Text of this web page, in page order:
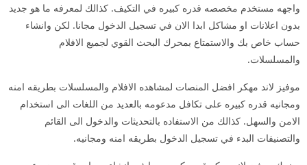
واجهه مستخدم مخصصه قدره كبيره في التكيف. كذالك لمعرفه ما هو جديد
بدون اعلانات او مشاكل ابدا الان في تسجيل الدخول مجانا. لكن وانشاء
حساب خاص بك والاستمتاع بمحرك البحث القوي لجميع الافلام
والمسلسلات.
موفيز لاند مهكر افضل المنصات لمشاهده الافلام والمسلسلات بطريقه امنه
ومجانيه قدره كبيره على تكافل مدعومه بالعديد من اللغات الى استخدام
الامن والسهل. كذالك من الاستفاده بالتحديثات والدخول الى القائم
والتصنيفات البدء في تسجيل الدخول بطريقه امنه ومجانيه.